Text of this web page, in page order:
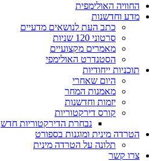
החוויה האולימפית
מדע וחדשנות
כתב העת לנושאים מדעיים
סרטוני 120 שניות
מאמרים מקצועיים
הסטנדרט האולימפי
תוכניות ייחודיות
היום שאחרי
מאמנות המחר
יזמות וחדשנות
קורס דירקטוריות
נבחרת הדירקטוריות חדש
הטרדה מינית ומוגנות בספורט
תלונה על הטרדה מינית
צרו קשר